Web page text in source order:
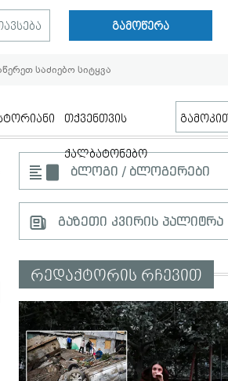
გამოწერა
თქვენთვის
ქალბატონებო
ბლოგი / ბლოგერები
გაზეთი კვირის პალიტრა
რედაქტორის რჩევით